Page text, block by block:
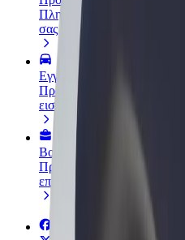
Πλησιάστε περισσότερους
σας
Εγγραφείτε ως ιδιοκτήτης
Προσθέστε το στόλο σας
εισόδημά σας
Bolt for Business
Προϊόντα και υπηρεσίες
επιχείρησή σας